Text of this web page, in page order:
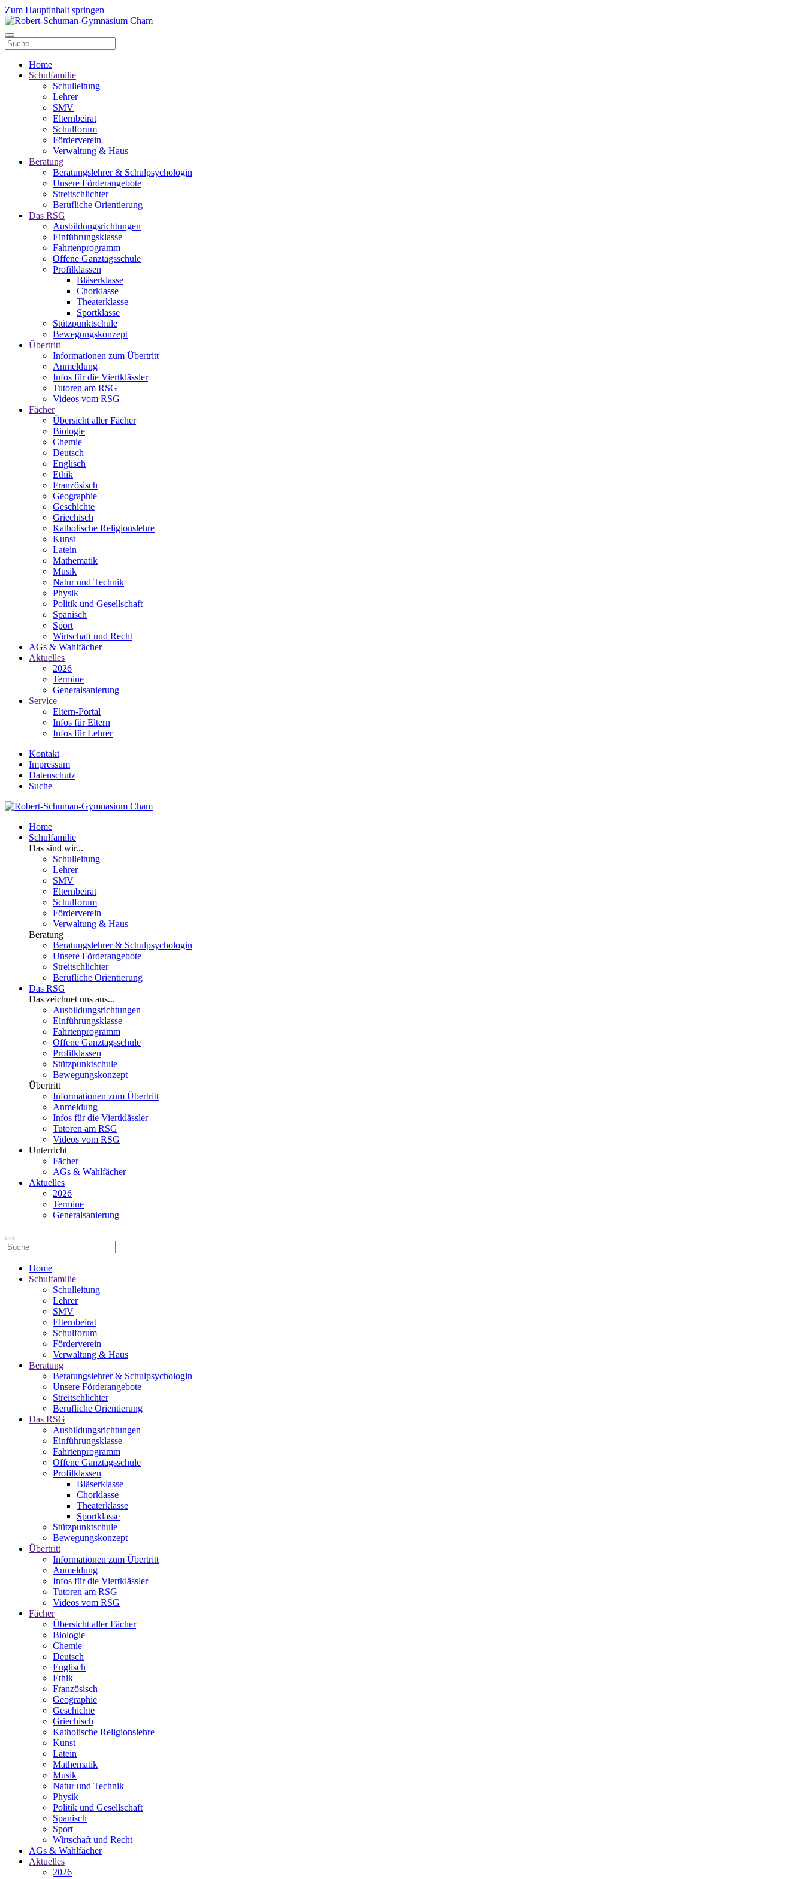
Zum Hauptinhalt springen
Home
Schulfamilie
Schulleitung
Lehrer
SMV
Elternbeirat
Schulforum
Förderverein
Verwaltung & Haus
Beratung
Beratungslehrer & Schulpsychologin
Unsere Förderangebote
Streitschlichter
Berufliche Orientierung
Das RSG
Ausbildungsrichtungen
Einführungsklasse
Fahrtenprogramm
Offene Ganztagsschule
Profilklassen
Bläserklasse
Chorklasse
Theaterklasse
Sportklasse
Stützpunktschule
Bewegungskonzept
Übertritt
Informationen zum Übertritt
Anmeldung
Infos für die Viertklässler
Tutoren am RSG
Videos vom RSG
Fächer
Übersicht aller Fächer
Biologie
Chemie
Deutsch
Englisch
Ethik
Französisch
Geographie
Geschichte
Griechisch
Katholische Religionslehre
Kunst
Latein
Mathematik
Musik
Natur und Technik
Physik
Politik und Gesellschaft
Spanisch
Sport
Wirtschaft und Recht
AGs & Wahlfächer
Aktuelles
2026
Termine
Generalsanierung
Service
Eltern-Portal
Infos für Eltern
Infos für Lehrer
Kontakt
Impressum
Datenschutz
Suche
Home
Schulfamilie
Das sind wir...
Schulleitung
Lehrer
SMV
Elternbeirat
Schulforum
Förderverein
Verwaltung & Haus
Beratung
Beratungslehrer & Schulpsychologin
Unsere Förderangebote
Streitschlichter
Berufliche Orientierung
Das RSG
Das zeichnet uns aus...
Ausbildungsrichtungen
Einführungsklasse
Fahrtenprogramm
Offene Ganztagsschule
Profilklassen
Stützpunktschule
Bewegungskonzept
Übertritt
Informationen zum Übertritt
Anmeldung
Infos für die Viertklässler
Tutoren am RSG
Videos vom RSG
Unterricht
Fächer
AGs & Wahlfächer
Aktuelles
2026
Termine
Generalsanierung
Home
Schulfamilie
Schulleitung
Lehrer
SMV
Elternbeirat
Schulforum
Förderverein
Verwaltung & Haus
Beratung
Beratungslehrer & Schulpsychologin
Unsere Förderangebote
Streitschlichter
Berufliche Orientierung
Das RSG
Ausbildungsrichtungen
Einführungsklasse
Fahrtenprogramm
Offene Ganztagsschule
Profilklassen
Bläserklasse
Chorklasse
Theaterklasse
Sportklasse
Stützpunktschule
Bewegungskonzept
Übertritt
Informationen zum Übertritt
Anmeldung
Infos für die Viertklässler
Tutoren am RSG
Videos vom RSG
Fächer
Übersicht aller Fächer
Biologie
Chemie
Deutsch
Englisch
Ethik
Französisch
Geographie
Geschichte
Griechisch
Katholische Religionslehre
Kunst
Latein
Mathematik
Musik
Natur und Technik
Physik
Politik und Gesellschaft
Spanisch
Sport
Wirtschaft und Recht
AGs & Wahlfächer
Aktuelles
2026